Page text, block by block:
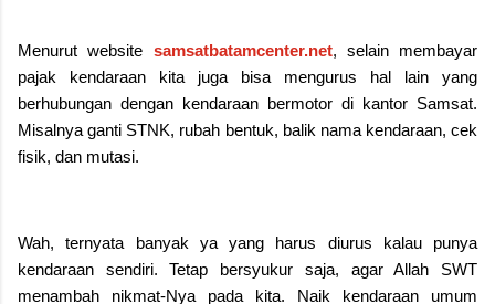
Menurut website samsatbatamcenter.net, selain membayar
pajak kendaraan kita juga bisa mengurus hal lain yang
berhubungan dengan kendaraan bermotor di kantor Samsat.
Misalnya ganti STNK, rubah bentuk, balik nama kendaraan, cek
fisik, dan mutasi.
Wah, ternyata banyak ya yang harus diurus kalau punya
kendaraan sendiri. Tetap bersyukur saja, agar Allah SWT
menambah nikmat-Nya pada kita. Naik kendaraan umum